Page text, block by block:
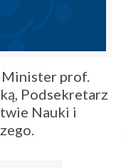
prof.
Podsekretarz
Nauki i